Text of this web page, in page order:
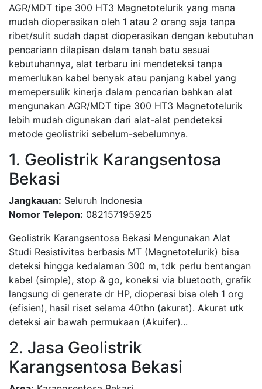
AGR/MDT tipe 300 HT3 Magnetotelurik yang mana
mudah dioperasikan oleh 1 atau 2 orang saja tanpa
ribet/sulit sudah dapat dioperasikan dengan kebutuhan
pencariann dilapisan dalam tanah batu sesuai
kebutuhannya, alat terbaru ini mendeteksi tanpa
memerlukan kabel benyak atau panjang kabel yang
memepersulik kinerja dalam pencarian bahkan alat
mengunakan AGR/MDT tipe 300 HT3 Magnetotelurik
lebih mudah digunakan dari alat-alat pendeteksi
metode geolistriki sebelum-sebelumnya.
1. Geolistrik Karangsentosa
Bekasi
Jangkauan: Seluruh Indonesia
Nomor Telepon: 082157195925
Geolistrik Karangsentosa Bekasi Mengunakan Alat
Studi Resistivitas berbasis MT (Magnetotelurik) bisa
deteksi hingga kedalaman 300 m, tdk perlu bentangan
kabel (simple), stop & go, koneksi via bluetooth, grafik
langsung di generate dr HP, dioperasi bisa oleh 1 org
(efisien), hasil riset selama 40thn (akurat). Akurat utk
deteksi air bawah permukaan (Akuifer)...
2. Jasa Geolistrik
Karangsentosa Bekasi